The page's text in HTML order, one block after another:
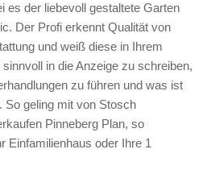
es der liebevoll gestaltete Garten
Der Profi erkennt Qualität von
und weiß diese in Ihrem
in die Anzeige zu schreiben,
zu führen und was ist
So geling mit von Stosch
Pinneberg Plan, so
Einfamilienhaus oder Ihre 1